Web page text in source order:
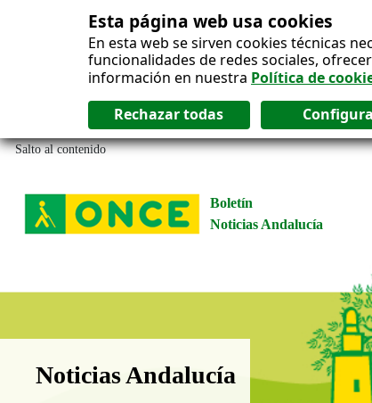
Esta página web usa cookies
En esta web se sirven cookies técnicas
funcionalidades de redes sociales,
información en nuestra Política de
Salto al contenido
Boletín
Noticias Andalucía
Boletín Noticias Andalucía
Noticias Andalucía